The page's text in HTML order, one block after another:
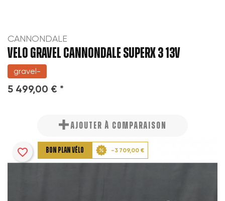
CANNONDALE
VELO GRAVEL CANNONDALE SUPERX 3 13v
gravel-
5 499,00 € *
AJOUTER À COMPARAISON
BON PLAN VÉLO -3 709,00 €
favorite_border